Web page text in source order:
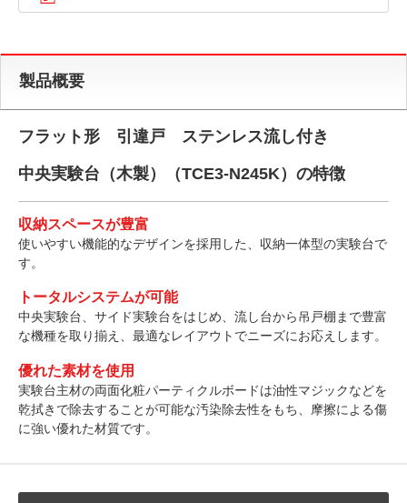
製品概要
フラット形 引違戸 ステンレス流し付き
中央実験台（木製）（TCE3-N245K）の特徴
収納スペースが豊富
使いやすい機能的なデザインを採用した、収納一体型の実験台で
す。
トータルシステムが可能
中央実験台、サイド実験台をはじめ、流し台から吊戸棚まで豊富
な機種を取り揃え、最適なレイアウトでニーズにお応えします。
優れた素材を使用
実験台主材の両面化粧パーティクルボードは油性マジックなどを
乾拭きで除去することが可能な汚染除去性をもち、摩擦による傷
に強い優れた材質です。